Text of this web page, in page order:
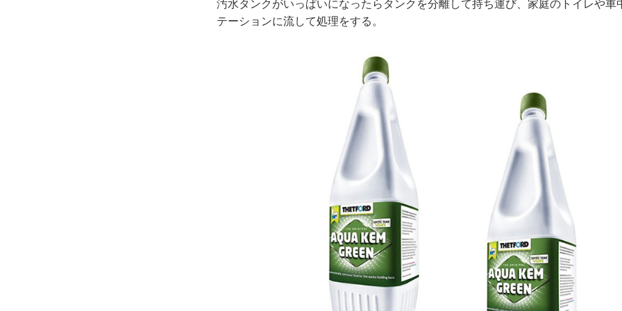
汚水タンクがいっぱいになったらタンクを分離して持ち運び、家庭のトイレや車
テーションに流して処理をする。